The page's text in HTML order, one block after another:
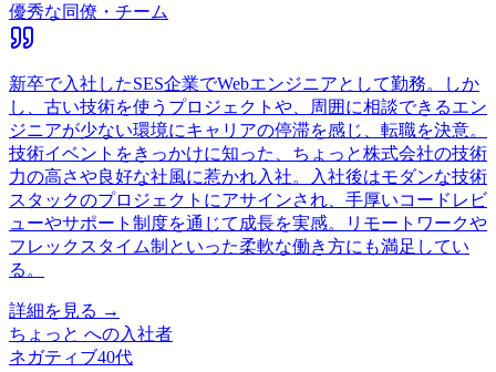
優秀な同僚・チーム
新卒で入社したSES企業でWebエンジニアとして勤務。しか
し、古い技術を使うプロジェクトや、周囲に相談できるエン
ジニアが少ない環境にキャリアの停滞を感じ、転職を決意。
技術イベントをきっかけに知った、ちょっと株式会社の技術
力の高さや良好な社風に惹かれ入社。入社後はモダンな技術
スタックのプロジェクトにアサインされ、手厚いコードレビ
ューやサポート制度を通じて成長を実感。リモートワークや
フレックスタイム制といった柔軟な働き方にも満足してい
る。
詳細を見る →
ちょっと への入社者
ネガティブ40代